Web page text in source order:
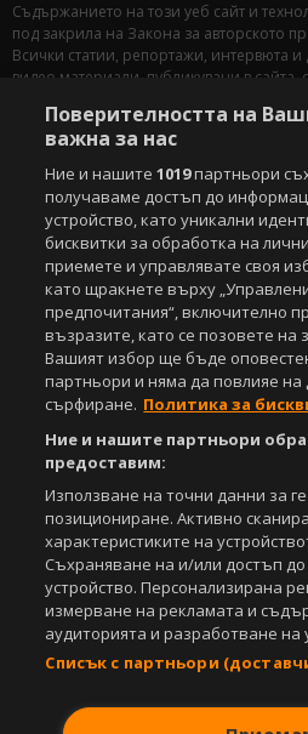
Съдържанието на този уеб сайт и
под закрила на Закона за авторското
Всички статии, репортажи, интервюта и
видео материали, публикувани в сайта,
публикуване на текстови материали
Агенция Спортал, посочване на
www.sportal.bg. Използването на
публикувани в сайта, е строго
санкционирани с цялата строгост на
СвалиБЕЗПЛАТНОТОприложение за:
Android
Powered by:
Поверителността на
важна за нас
Ние и нашите1019партньори
получаваме достъп до
устройство, като уникални
бисквитки за обработка на
приемете и управлявате своя
като щракнете върху
предпочитания“, включително
възразите, като се позовете на
Вашият избор ще бъде
партньори и няма да повлияе на
сърфиране. Политика за
Ние и нашите партньори
предоставим:
Използване на точни данни за
позициониране. Активно
характеристиките на
Съхраняване на и/или достъп
устройство. Персонализирана
измерване на рекламата и
аудиторията и разработване на
Списък с партньори